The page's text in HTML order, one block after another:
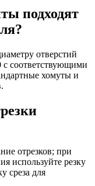
подходят
отверстий
соответствующими
хомуты и
отрезков; при
используйте резку
среза для